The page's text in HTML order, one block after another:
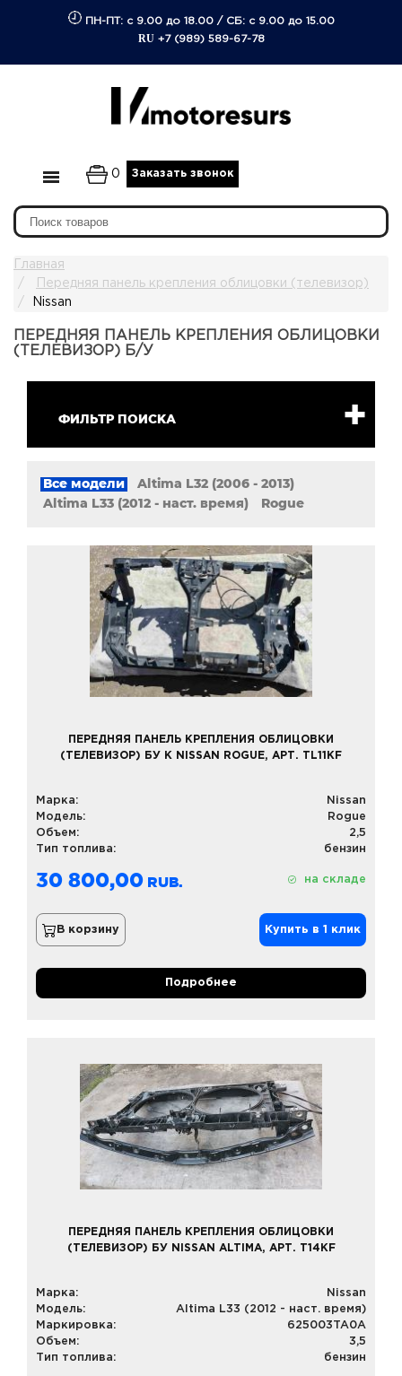
ПН-ПТ: с 9.00 до 18.00/ СБ: с 9.00 до 15.00
RU +7 (989) 589-67-78
0 Заказать звонок
Главная
Передняя панель крепления облицовки (телевизор)
Nissan
ПЕРЕДНЯЯ ПАНЕЛЬ КРЕПЛЕНИЯ ОБЛИЦОВКИ
(ТЕЛЕВИЗОР) Б/У
ФИЛЬТР ПОИСКА
Все модели
Altima L32 (2006 - 2013)
Altima L33 (2012 - наст. время)
Rogue
ПЕРЕДНЯЯ ПАНЕЛЬ КРЕПЛЕНИЯ ОБЛИЦОВКИ
(ТЕЛЕВИЗОР) БУ К NISSAN ROGUE, АРТ. TL11KF
Марка:
Nissan
Модель:
Rogue
Объем:
2,5
Тип топлива:
бензин
30 800,00 на складе
В корзину Купить в 1 клик
Подробнее
ПЕРЕДНЯЯ ПАНЕЛЬ КРЕПЛЕНИЯ ОБЛИЦОВКИ
(ТЕЛЕВИЗОР) БУ NISSAN ALTIMA, АРТ. T14KF
Марка:
Nissan
Модель:
Altima L33 (2012 - наст. время)
Маркировка:
625003TA0A
Объем:
3,5
Тип топлива:
бензин